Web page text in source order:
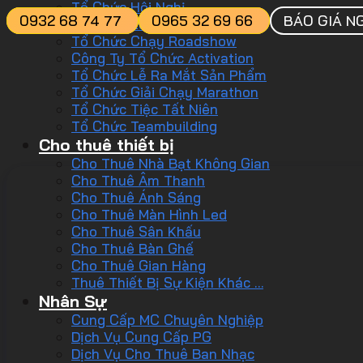
Tổ Chức Hội Nghị
Tổ Chức Lễ Kỷ Niệm
Tổ Chức Chạy Roadshow
Công Ty Tổ Chức Activation
Tổ Chức Lễ Ra Mắt Sản Phẩm
Tổ Chức Giải Chạy Marathon
Tổ Chức Tiệc Tất Niên
Tổ Chức Teambuilding
Cho thuê thiết bị
Cho Thuê Nhà Bạt Không Gian
Cho Thuê Âm Thanh
Cho Thuê Ánh Sáng
Cho Thuê Màn Hình Led
Cho Thuê Sân Khấu
Cho Thuê Bàn Ghế
Cho Thuê Gian Hàng
Thuê Thiết Bị Sự Kiện Khác …
Nhân Sự
Cung Cấp MC Chuyên Nghiệp
Dịch Vụ Cung Cấp PG
Dịch Vụ Cho Thuê Ban Nhạc
0932 68 74 77 0965 32 69 66 BÁO GIÁ